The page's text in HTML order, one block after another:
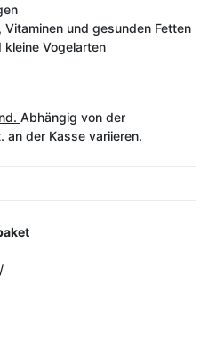
Vitaminen und gesunden Fetten
Vogelarten
Abhängig von der
an der Kasse variieren.